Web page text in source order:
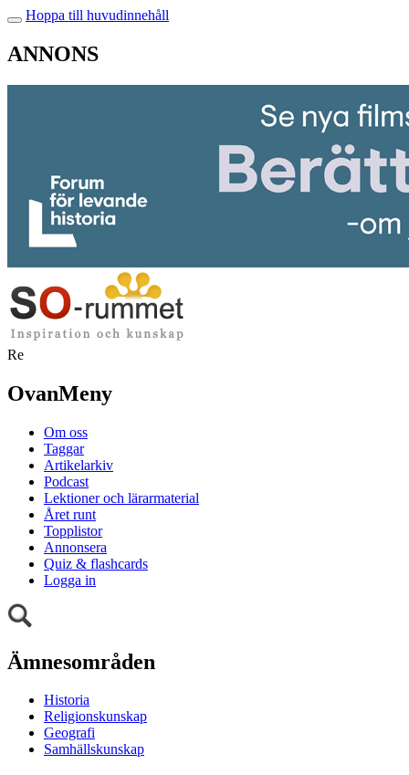
Hoppa till huvudinnehåll
ANNONS
Re
OvanMeny
Om oss
Taggar
Artikelarkiv
Podcast
Lektioner och lärarmaterial
Året runt
Topplistor
Annonsera
Quiz & flashcards
Logga in
Ämnesområden
Historia
Religionskunskap
Geografi
Samhällskunskap